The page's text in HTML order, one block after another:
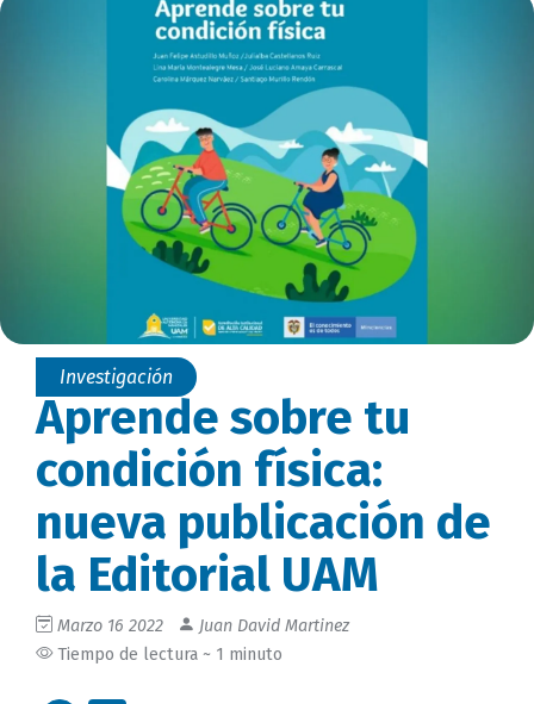
Investigación
Aprende sobre tu
condición física:
nueva publicación de
la Editorial UAM
Marzo 16 2022
Juan David Martinez
Tiempo de lectura ~ 1 minuto